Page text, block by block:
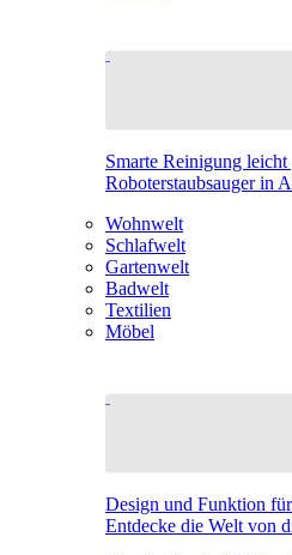
Smarte Reinigung
Roboterstaubsauger in
Wohnwelt
Schlafwelt
Gartenwelt
Badwelt
Textilien
Möbel
Design und Funktion
Entdecke die Welt von